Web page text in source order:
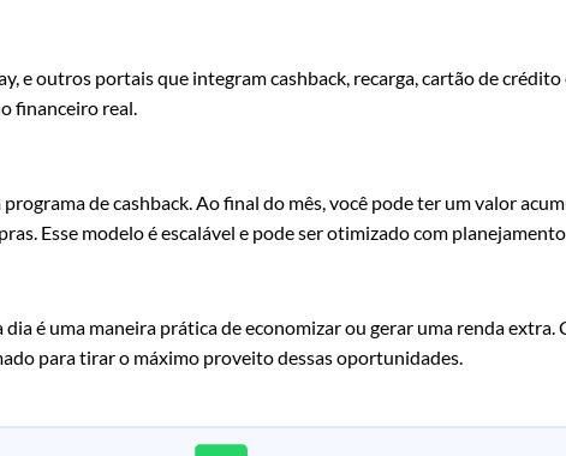
e outros portais que integram cashback, recarga, cartão de crédito
financeiro real.
de cashback. Ao final do mês, você pode ter um valor
Esse modelo é escalável e pode ser otimizado com
dia é uma maneira prática de economizar ou gerar uma renda extra.
para tirar o máximo proveito dessas oportunidades.